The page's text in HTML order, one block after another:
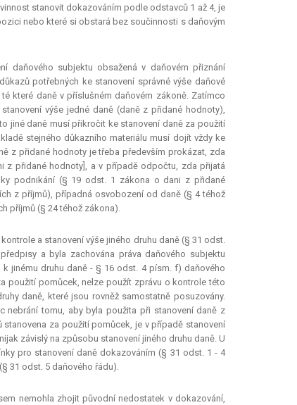
stanovit dokazováním podle odstavců 1 až 4, je
nebo které si obstará bez součinnosti s daňovým
daňového subjektu obsažená v daňovém přiznání
potřebných ke stanovení správné výše daňové
které daně v příslušném daňovém zákoně. Zatímco
výše jedné daně (daně z přidané hodnoty),
jiné daně musí přikročit ke stanovení daně za použití
stejného důkazního materiálu musí dojít vždy ke
z přidané hodnoty je třeba především prokázat, zda
z přidané hodnoty], a v případě odpočtu, zda přijatá
podnikání (§ 19 odst. 1 zákona o dani z přidané
z příjmů), případná osvobození od daně (§ 4 téhož
příjmů (§ 24 téhož zákona).
a stanovení výše jiného druhu daně (§ 31 odst.
a byla zachována práva daňového subjektu
k jinému druhu daně - § 16 odst. 4 písm. f) daňového
použití pomůcek, nelze použít zprávu o kontrole této
daně, které jsou rovněž samostatně posuzovány.
nebrání tomu, aby byla použita při stanovení daně z
za použití pomůcek, je v případě stanovení
závislý na způsobu stanovení jiného druhu daně. U
pro stanovení daně dokazováním (§ 31 odst. 1 - 4
31 odst. 5 daňového řádu).
nemohla zhojit původní nedostatek v dokazování,